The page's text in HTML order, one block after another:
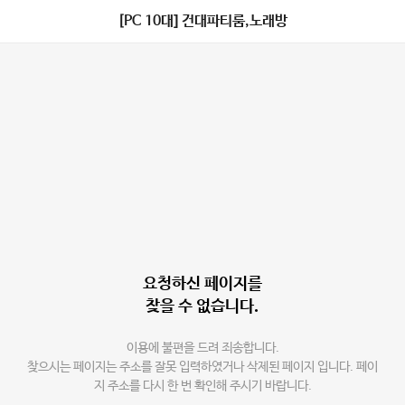
[PC 10대] 건대파티룸,노래방
요청하신 페이지를
찾을 수 없습니다.
이용에 불편을 드려 죄송합니다.
찾으시는 페이지는 주소를 잘못 입력하였거나 삭제된 페이지 입니다. 페이
지 주소를 다시 한 번 확인해 주시기 바랍니다.